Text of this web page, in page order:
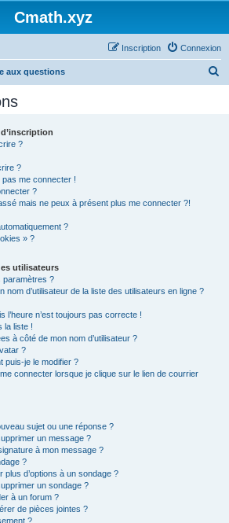
Cmath.xyz
Connexion
Inscription
aux questions
?
?
me connecter !
?
mais ne peux à présent plus me connecter ?!
?
» ?
utilisateurs
paramètres ?
nom d’utilisateur de la liste des utilisateurs en ligne ?
l’heure n’est toujours pas correcte !
la liste !
à côté de mon nom d’utilisateur ?
?
puis-je le modifier ?
connecter lorsque je clique sur le lien de courrier
sujet ou une réponse ?
un message ?
à mon message ?
?
plus d’options à un sondage ?
un sondage ?
à un forum ?
de pièces jointes ?
?